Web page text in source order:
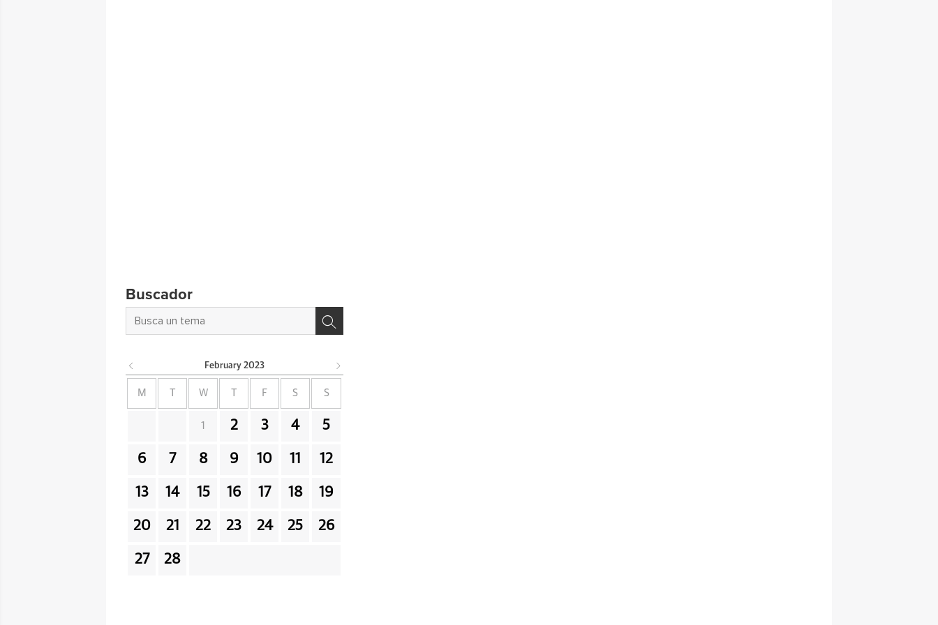
Buscador
February 2023
M W F S S
1 2 3 4 5
6 7 8 9 10 11 12
13 14 15 16 17 18 19
20 21 22 23 24 25 26
27 28